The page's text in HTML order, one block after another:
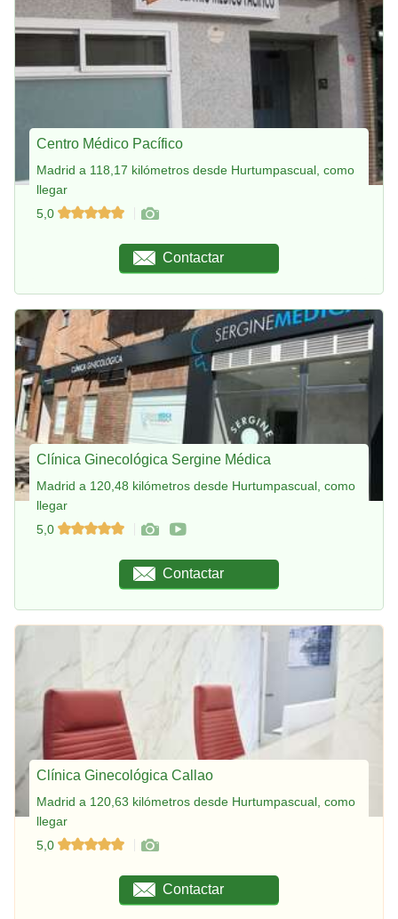
Centro Médico Pacífico
Madrid a 118,17 kilómetros desde Hurtumpascual, como
llegar
5,0
Contactar
Clínica Ginecológica Sergine Médica
Madrid a 120,48 kilómetros desde Hurtumpascual, como
llegar
5,0
Contactar
Clínica Ginecológica Callao
Madrid a 120,63 kilómetros desde Hurtumpascual, como
llegar
5,0
Contactar